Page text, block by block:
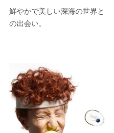
鮮やかで美しい深海の世界と
の出会い。